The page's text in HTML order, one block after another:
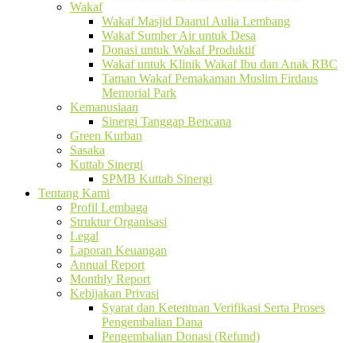
Wakaf
Wakaf Masjid Daarul Aulia Lembang
Wakaf Sumber Air untuk Desa
Donasi untuk Wakaf Produktif
Wakaf untuk Klinik Wakaf Ibu dan Anak RBC
Taman Wakaf Pemakaman Muslim Firdaus
Memorial Park
Kemanusiaan
Sinergi Tanggap Bencana
Green Kurban
Sasaka
Kuttab Sinergi
SPMB Kuttab Sinergi
Tentang Kami
Profil Lembaga
Struktur Organisasi
Legal
Laporan Keuangan
Annual Report
Monthly Report
Kebijakan Privasi
Syarat dan Ketentuan Verifikasi Serta Proses
Pengembalian Dana
Pengembalian Donasi (Refund)